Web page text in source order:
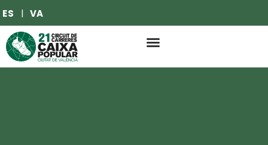
ES VA